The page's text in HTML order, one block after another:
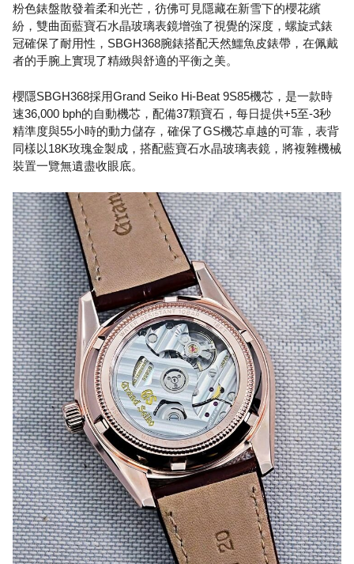
粉色錶盤散發着柔和光芒，彷佛可見隱藏在新雪下的櫻花繽
紛，雙曲面藍寶石水晶玻璃表鏡增強了視覺的深度，螺旋式錶
冠確保了耐用性，SBGH368腕錶搭配天然鱷魚皮錶帶，在佩戴
者的手腕上實現了精緻與舒適的平衡之美。
櫻隱SBGH368採用Grand Seiko Hi-Beat 9S85機芯，是一款時
速36,000 bph的自動機芯，配備37顆寶石，每日提供+5至-3秒
精準度與55小時的動力儲存，確保了GS機芯卓越的可靠，表背
同樣以18K玫瑰金製成，搭配藍寶石水晶玻璃表鏡，將複雜機械
裝置一覽無遺盡收眼底。